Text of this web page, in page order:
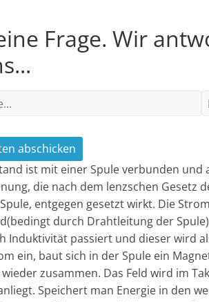
Frage. Wir
abschicken
ist mit einer Spule verbunden
die nach dem lenzschen Gesetz
entgegen gesetzt wirkt. Die
durch Drahtleitung der
Induktivität passiert und dieser wird
ein, baut sich in der Spule ein
zusammen. Das Feld wird im
Speichert man Energie in den